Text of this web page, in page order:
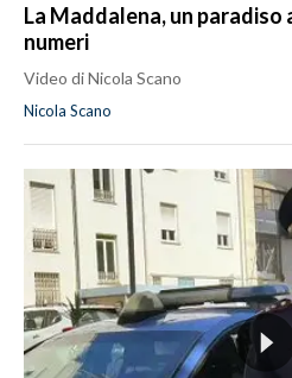
La Maddalena, un
numeri
Video di Nicola Scano
Nicola Scano